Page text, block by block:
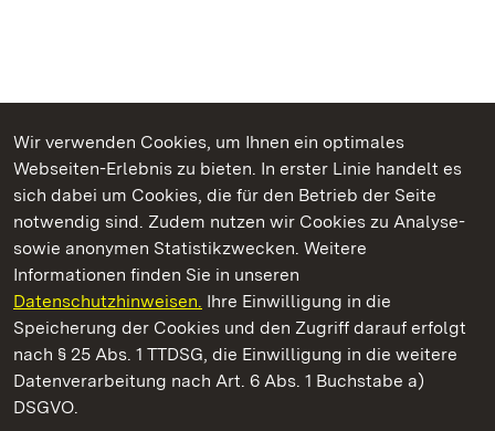
Wir verwenden Cookies, um Ihnen ein optimales
Webseiten-Erlebnis zu bieten. In erster Linie handelt es
sich dabei um Cookies, die für den Betrieb der Seite
notwendig sind. Zudem nutzen wir Cookies zu Analyse-
sowie anonymen Statistikzwecken. Weitere
Informationen finden Sie in unseren
Datenschutzhinweisen. Ihre Einwilligung in die
Speicherung der Cookies und den Zugriff darauf erfolgt
nach § 25 Abs. 1 TTDSG, die Einwilligung in die weitere
Datenverarbeitung nach Art. 6 Abs. 1 Buchstabe a)
DSGVO.
Kommen. Staunen. Genießen.
Staatliche Schlösser und Gärten Baden‑Württemberg
Staatliche Schlösser und Gärten Baden-Württemberg
Kontakt